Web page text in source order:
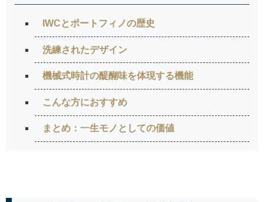
IWCとポートフィノの歴史
洗練されたデザイン
機械式時計の醍醐味を体現する機能
こんな方におすすめ
まとめ：一生モノとしての価値